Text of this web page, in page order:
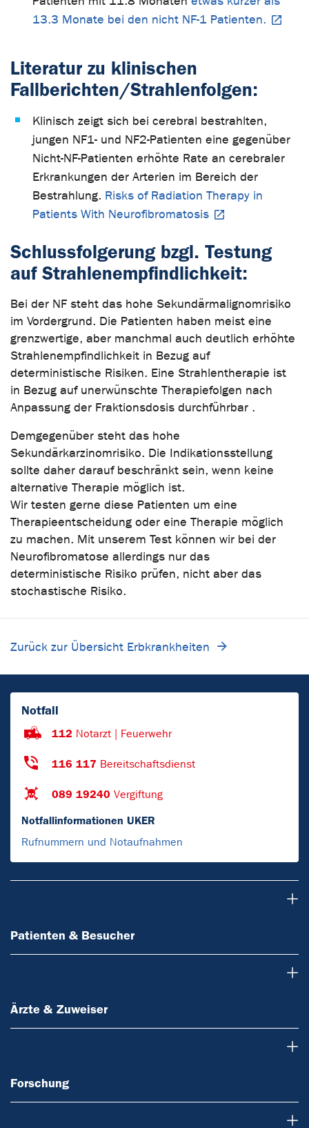
13.3 Monate bei den nicht NF-1 Patienten.
Literatur zu klinischen
Fallberichten/Strahlenfolgen:
Klinisch zeigt sich bei cerebral bestrahlten,
jungen NF1- und NF2-Patienten eine gegenüber
Nicht-NF-Patienten erhöhte Rate an cerebraler
Erkrankungen der Arterien im Bereich der
Bestrahlung. Risks of Radiation Therapy in
Patients With Neurofibromatosis
Schlussfolgerung bzgl. Testung
auf Strahlenempfindlichkeit:
Bei der NF steht das hohe Sekundärmalignomrisiko
im Vordergrund. Die Patienten haben meist eine
grenzwertige, aber manchmal auch deutlich erhöhte
Strahlenempfindlichkeit in Bezug auf
deterministische Risiken. Eine Strahlentherapie ist
in Bezug auf unerwünschte Therapiefolgen nach
Anpassung der Fraktionsdosis durchführbar .
Demgegenüber steht das hohe
Sekundärkarzinomrisiko. Die Indikationsstellung
sollte daher darauf beschränkt sein, wenn keine
alternative Therapie möglich ist.
Wir testen gerne diese Patienten um eine
Therapieentscheidung oder eine Therapie möglich
zu machen. Mit unserem Test können wir bei der
Neurofibromatose allerdings nur das
deterministische Risiko prüfen, nicht aber das
stochastische Risiko.
Zurück zur Übersicht Erbkrankheiten
Notfall
112 Notarzt | Feuerwehr
116 117 Bereitschaftsdienst
089 19240 Vergiftung
Notfallinformationen UKER
Rufnummern und Notaufnahmen
Patienten & Besucher
Ärzte & Zuweiser
Forschung